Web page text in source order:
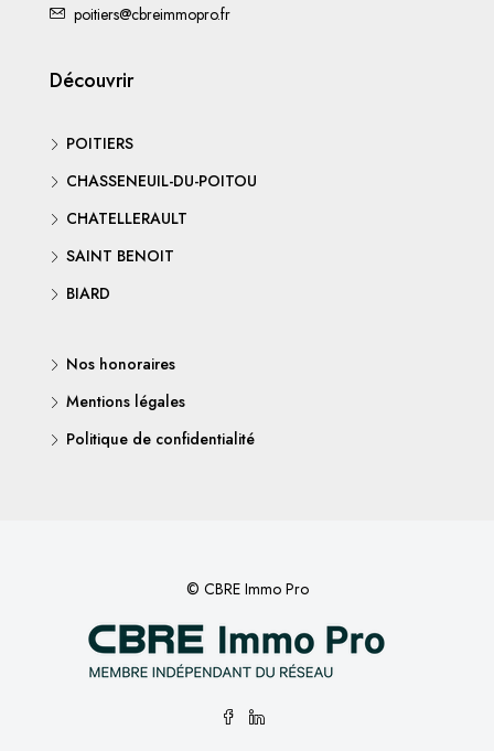
poitiers@cbreimmopro.fr
Découvrir
POITIERS
CHASSENEUIL-DU-POITOU
CHATELLERAULT
SAINT BENOIT
BIARD
Nos honoraires
Mentions légales
Politique de confidentialité
© CBRE Immo Pro